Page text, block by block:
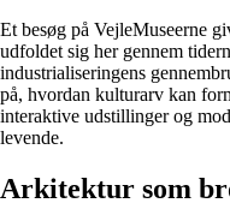
Et besøg på VejleMuseerne
udfoldet sig her gennem
industrialiseringens
på, hvordan kulturarv kan
interaktive udstillinger og
levende.
Arkitektur som